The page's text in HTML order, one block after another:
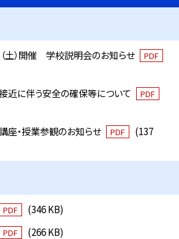
（土）開催 学校説明会のお知らせ PDF
近に伴う安全の確保等について
PDF
座・授業参観のお知らせ
PDF
(137
PDF
(346 KB)
PDF
(266 KB)